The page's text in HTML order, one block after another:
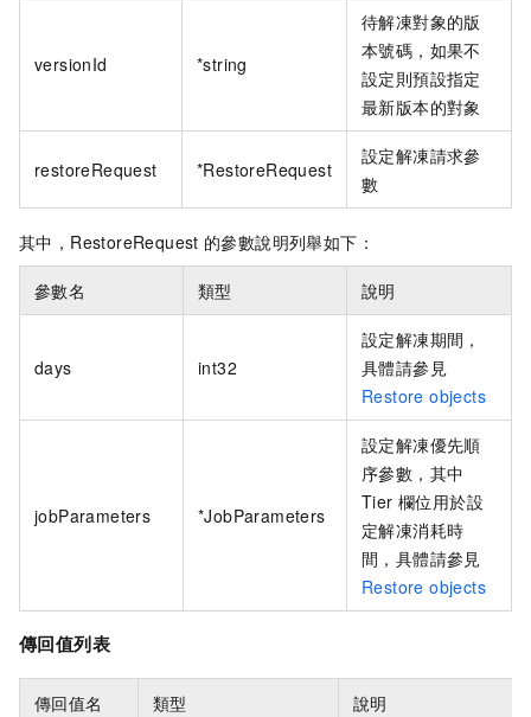
versionId *string
待解凍對象的版
本號碼，如果不
設定則預設指定
最新版本的對象
restoreRequest *RestoreRequest
設定解凍請求參
數
其中，RestoreRequest 的參數說明列舉如下：
參數名 類型 說明
days int32
設定解凍期間，
具體請參見
Restore objects
jobParameters *JobParameters
設定解凍優先順
序參數，其中
Tier 欄位用於設
定解凍消耗時
間，具體請參見
Restore objects
傳回值列表
傳回值名 類型 說明